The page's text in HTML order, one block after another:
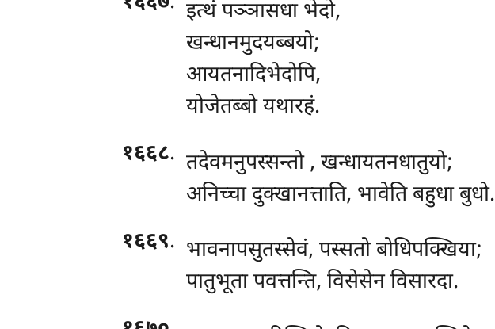
इत्थं पञ्ञासधा भेदो,
खन्धानमुदयब्बयो;
आयतनादिभेदोपि,
योजेतब्बो यथारहं.
१६६८. तदेवमनुपस्सन्तो , खन्धायतनधातुयो;
अनिच्चा दुक्खानत्ताति, भावेति बहुधा बुधो.
१६६९. भावनापसुतस्सेवं, पस्सतो बोधिपक्खिया;
पातुभूता पवत्तन्ति, विसेसेन विसारदा.